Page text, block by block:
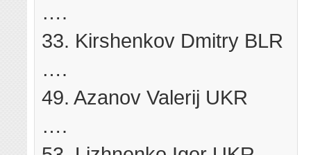
….
33. Kirshenkov Dmitry BLR
….
49. Azanov Valerij UKR
….